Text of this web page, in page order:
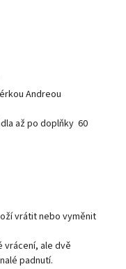
Andreou
až po doplňky 60
vrátit nebo vyměnit
vrácení, ale dvě
padnutí.